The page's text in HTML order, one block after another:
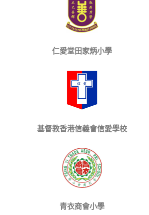
仁愛堂田家炳小學
基督教香港信義會信愛學校
青衣商會小學